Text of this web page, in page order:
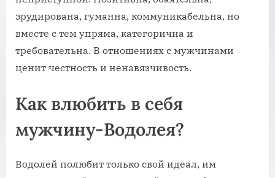
эрудирована, гуманна, коммуникабельна, но
вместе с тем упряма, категорична и
требовательна. В отношениях с мужчинами
ценит честность и ненавязчивость.
Как влюбить в себя
мужчину-Водолея?
Водолей полюбит только свой идеал, им